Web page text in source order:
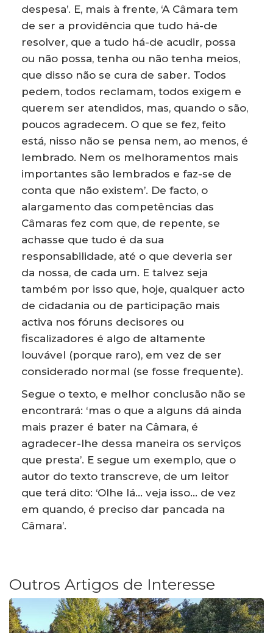
despesa’. E, mais à frente, ‘A Câmara tem
de ser a providência que tudo há-de
resolver, que a tudo há-de acudir, possa
ou não possa, tenha ou não tenha meios,
que disso não se cura de saber. Todos
pedem, todos reclamam, todos exigem e
querem ser atendidos, mas, quando o são,
poucos agradecem. O que se fez, feito
está, nisso não se pensa nem, ao menos, é
lembrado. Nem os melhoramentos mais
importantes são lembrados e faz-se de
conta que não existem’. De facto, o
alargamento das competências das
Câmaras fez com que, de repente, se
achasse que tudo é da sua
responsabilidade, até o que deveria ser
da nossa, de cada um. E talvez seja
também por isso que, hoje, qualquer acto
de cidadania ou de participação mais
activa nos fóruns decisores ou
fiscalizadores é algo de altamente
louvável (porque raro), em vez de ser
considerado normal (se fosse frequente).
Segue o texto, e melhor conclusão não se
encontrará: ‘mas o que a alguns dá ainda
mais prazer é bater na Câmara, é
agradecer-lhe dessa maneira os serviços
que presta’. E segue um exemplo, que o
autor do texto transcreve, de um leitor
que terá dito: ‘Olhe lá… veja isso… de vez
em quando, é preciso dar pancada na
Câmara’.
Outros Artigos de Interesse